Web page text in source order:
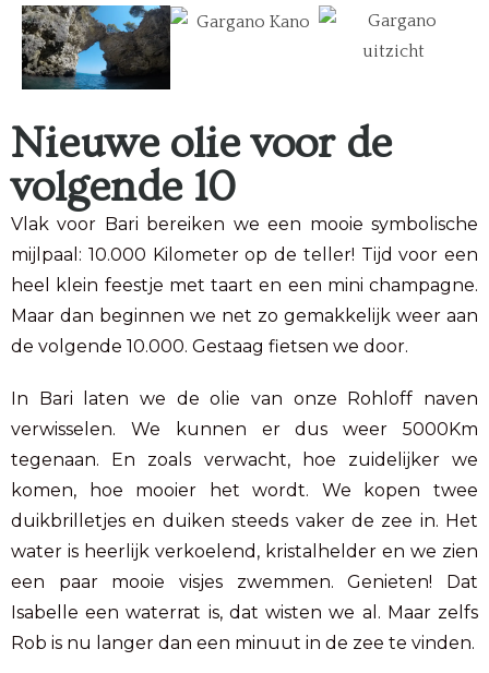
Nieuwe olie voor de
volgende 10
Vlak voor Bari bereiken we een mooie symbolische
mijlpaal: 10.000 Kilometer op de teller! Tijd voor een
heel klein feestje met taart en een mini champagne.
Maar dan beginnen we net zo gemakkelijk weer aan
de volgende 10.000. Gestaag fietsen we door.
In Bari laten we de olie van onze Rohloff naven
verwisselen. We kunnen er dus weer 5000Km
tegenaan. En zoals verwacht, hoe zuidelijker we
komen, hoe mooier het wordt. We kopen twee
duikbrilletjes en duiken steeds vaker de zee in. Het
water is heerlijk verkoelend, kristalhelder en we zien
een paar mooie visjes zwemmen. Genieten! Dat
Isabelle een waterrat is, dat wisten we al. Maar zelfs
Rob is nu langer dan een minuut in de zee te vinden.